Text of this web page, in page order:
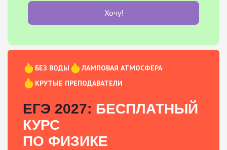
Хочу!
БЕЗ ВОДЫ
ЛАМПОВАЯ АТМОСФЕРА
КРУТЫЕ ПРЕПОДАВАТЕЛИ
ЕГЭ 2027: БЕСПЛАТНЫЙ
КУРС
ПО ФИЗИКЕ